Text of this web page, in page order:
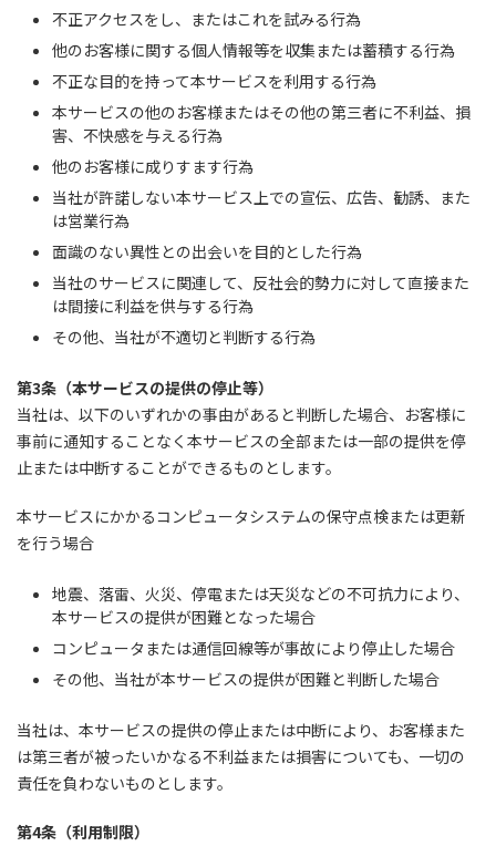
不正アクセスをし、またはこれを試みる行為
他のお客様に関する個人情報等を収集または蓄積する行為
不正な目的を持って本サービスを利用する行為
本サービスの他のお客様またはその他の第三者に不利益、損
害、不快感を与える行為
他のお客様に成りすます行為
当社が許諾しない本サービス上での宣伝、広告、勧誘、また
は営業行為
面識のない異性との出会いを目的とした行為
当社のサービスに関連して、反社会的勢力に対して直接また
は間接に利益を供与する行為
その他、当社が不適切と判断する行為
第3条（本サービスの提供の停止等）
当社は、以下のいずれかの事由があると判断した場合、お客様に
事前に通知することなく本サービスの全部または一部の提供を停
止または中断することができるものとします。
本サービスにかかるコンピュータシステムの保守点検または更新
を行う場合
地震、落雷、火災、停電または天災などの不可抗力により、
本サービスの提供が困難となった場合
コンピュータまたは通信回線等が事故により停止した場合
その他、当社が本サービスの提供が困難と判断した場合
当社は、本サービスの提供の停止または中断により、お客様また
は第三者が被ったいかなる不利益または損害についても、一切の
責任を負わないものとします。
第4条（利用制限）